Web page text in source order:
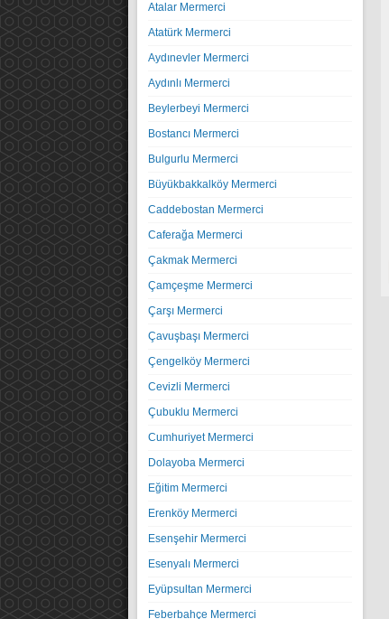
Atalar Mermerci
Atatürk Mermerci
Aydınevler Mermerci
Aydınlı Mermerci
Beylerbeyi Mermerci
Bostancı Mermerci
Bulgurlu Mermerci
Büyükbakkalköy Mermerci
Caddebostan Mermerci
Caferağa Mermerci
Çakmak Mermerci
Çamçeşme Mermerci
Çarşı Mermerci
Çavuşbaşı Mermerci
Çengelköy Mermerci
Cevizli Mermerci
Çubuklu Mermerci
Cumhuriyet Mermerci
Dolayoba Mermerci
Eğitim Mermerci
Erenköy Mermerci
Esenşehir Mermerci
Esenyalı Mermerci
Eyüpsultan Mermerci
Feberbahçe Mermerci